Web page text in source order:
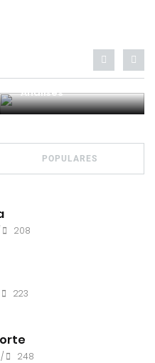
Análises
POPULARES
208
223
248